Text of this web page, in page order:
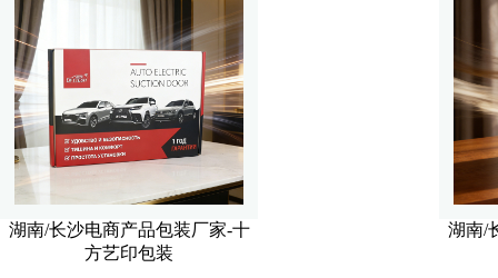
湖南/长沙电商产品包装厂家-十
方艺印包装
湖南/